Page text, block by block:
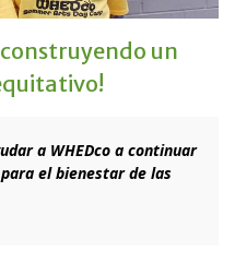
un
a WHEDco a continuar
el bienestar de las